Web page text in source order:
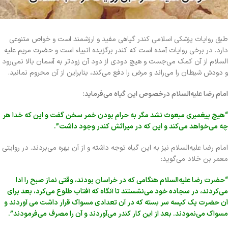
طبق روایات پزشکی اسلامی کندر گیاهی مفید و ارزشمند است و خواص متنوعی
دارد. در برخی روایات آمده است که کندر برگزیده انبیاء است و حضرت مریم علیه
السلام از آن کمک می‌جست و هیچ دودی از دود آن زودتر به آسمان بالا نمی‌رود
و دودش شیطان را می‌راند و مرض را دفع می‌کند، بنابراین از آن محروم نمانید.
امام رضا علیه‌السلام درخصوص این گیاه می‌فرماید:
“هیچ پیغمبری مبعوث نشد مگر به حرام بودن خمر سخن گفت و این که خدا هر
چه می‌خواهد می‌کند و این که در میراثش کندر وجود داشت”.
امام رضا علیه‌السلام نیز به این گیاه توجه داشته و از آن بهره می‌بردند. در روایتی
معمر بن خلاد می‌گوید:
“حضرت رضا علیه‌السلام هنگامی که در خراسان بودند، وقتی نماز صبح را ادا
می‌کردند، در سجاده خود می‌نشستند تا آنگاه که آفتاب طلوع می‌کرد، بعد برای
آن حضرت یک کیسه سر بسته که در آن تعدادی مسواک قرار داشت می آوردند و
مسواک می‌نمودند. بعد از این کار کندر می‌آوردند و آن را مصرف می‌فرمودند”.